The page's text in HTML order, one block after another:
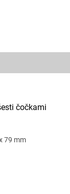
čočkami
79 mm